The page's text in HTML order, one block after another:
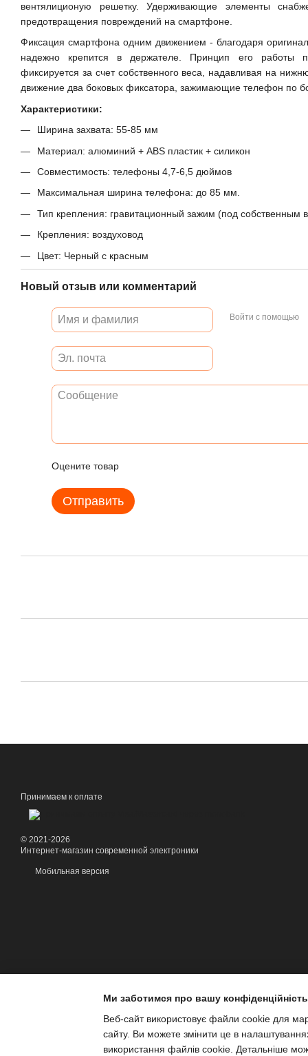
вентялиционую решетку. Удерживающие элементы
предотвращения повреждений на смартфоне.
Фиксация смартфона одним движением - благодаря
надежно крепится в держателе. Принцип его работы
фиксируется за счет собственного веса, надавливая на
движение два боковых фиксатора, зажимающие телефон по
Характеристики:
Ширина захвата: 55-85 мм
Материал: алюминий + ABS пластик + силикон
Совместимость: телефоны 4,7-6,5 дюймов
Максимальная ширина телефона: до 85 мм.
Тип крепления: гравитационный зажим (под собственным
Крепления: воздуховод
Цвет: Черный с красным
Новый отзыв или комментарий
Войти с помощью
Оцените товар
Отправить
Принимаем к оплате
© 2021-2026
Интернет-магазин современной электроники
Мобильная версия
Ми заботимся про вашу конфіденційність
Веб-сайт використовує файли cookie для
сайту. Ви можете змінити це в
використання файлів cookie. Детальніше